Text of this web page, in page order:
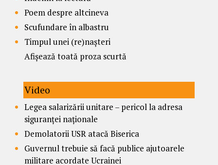
Poem despre altcineva
Scufundare în albastru
Timpul unei (re)nașteri
Afișează toată proza scurtă
Video
Legea salarizării unitare – pericol la adresa
siguranței naționale
Demolatorii USR atacă Biserica
Guvernul trebuie să facă publice ajutoarele
militare acordate Ucrainei